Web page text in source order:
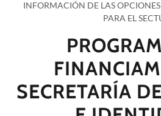
INFORMACIÓN DE LAS
PARA EL
SECRETARÍA